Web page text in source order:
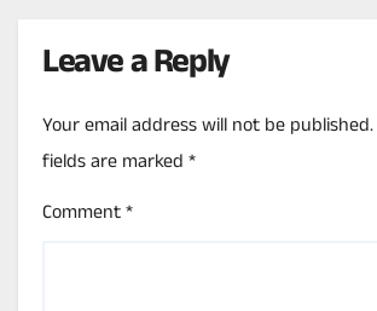
Leave a Reply
Your email address will not be published.
fields are marked*
Comment*